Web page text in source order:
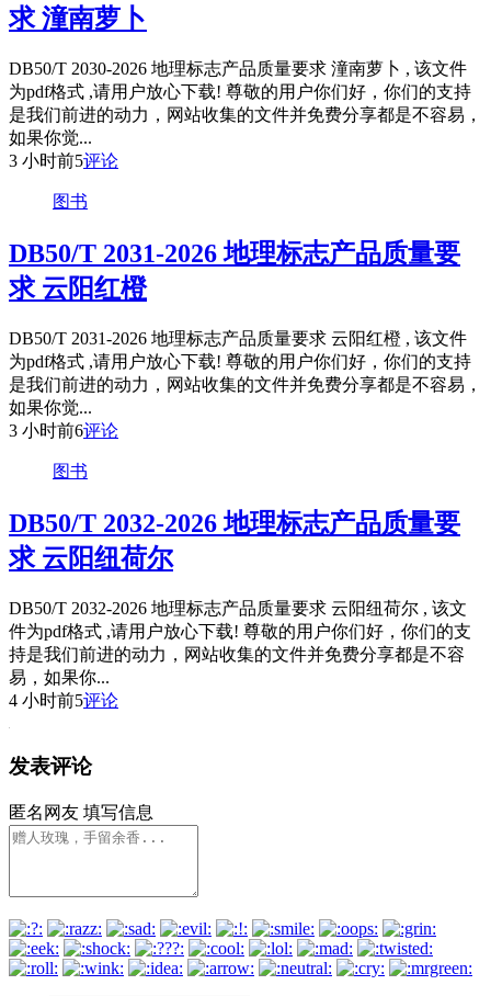
求 潼南萝卜
DB50/T 2030-2026 地理标志产品质量要求 潼南萝卜 , 该文件
为pdf格式 ,请用户放心下载! 尊敬的用户你们好，你们的支持
是我们前进的动力，网站收集的文件并免费分享都是不容易，
如果你觉...
3 小时前5评论
图书
DB50/T 2031-2026 地理标志产品质量要
求 云阳红橙
DB50/T 2031-2026 地理标志产品质量要求 云阳红橙 , 该文件
为pdf格式 ,请用户放心下载! 尊敬的用户你们好，你们的支持
是我们前进的动力，网站收集的文件并免费分享都是不容易，
如果你觉...
3 小时前6评论
图书
DB50/T 2032-2026 地理标志产品质量要
求 云阳纽荷尔
DB50/T 2032-2026 地理标志产品质量要求 云阳纽荷尔 , 该文
件为pdf格式 ,请用户放心下载! 尊敬的用户你们好，你们的支
持是我们前进的动力，网站收集的文件并免费分享都是不容
易，如果你...
4 小时前5评论
发表评论
匿名网友 填写信息